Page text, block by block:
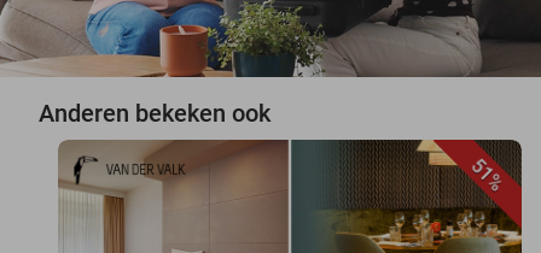
Anderen bekeken ook
51%